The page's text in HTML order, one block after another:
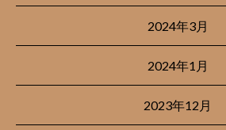
2024年3月
2024年1月
2023年12月